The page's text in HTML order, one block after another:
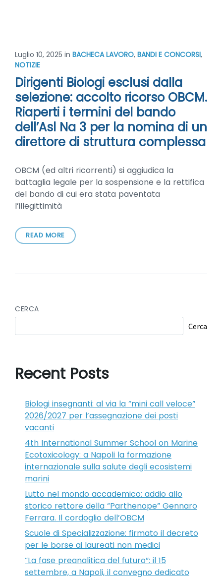
Luglio 10, 2025 in BACHECA LAVORO, BANDI E CONCORSI,
NOTIZIE
Dirigenti Biologi esclusi dalla
selezione: accolto ricorso OBCM.
Riaperti i termini del bando
dell’Asl Na 3 per la nomina di un
direttore di struttura complessa
OBCM (ed altri ricorrenti) si aggiudica la
battaglia legale per la sospensione e la rettifica
del bando di cui era stata paventata
l’illegittimità
READ MORE
CERCA
Cerca
Recent Posts
Biologi insegnanti: al via la “mini call veloce”
2026/2027 per l’assegnazione dei posti
vacanti
4th International Summer School on Marine
Ecotoxicology: a Napoli la formazione
internazionale sulla salute degli ecosistemi
marini
Lutto nel mondo accademico: addio allo
storico rettore della “Parthenope” Gennaro
Ferrara. Il cordoglio dell’OBCM
Scuole di Specializzazione: firmato il decreto
per le borse ai laureati non medici
“La fase preanalitica del futuro”: il 15
settembre, a Napoli, il convegno dedicato